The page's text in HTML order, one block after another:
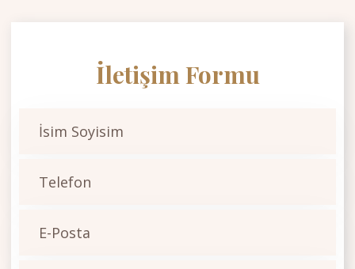
İletişim Formu